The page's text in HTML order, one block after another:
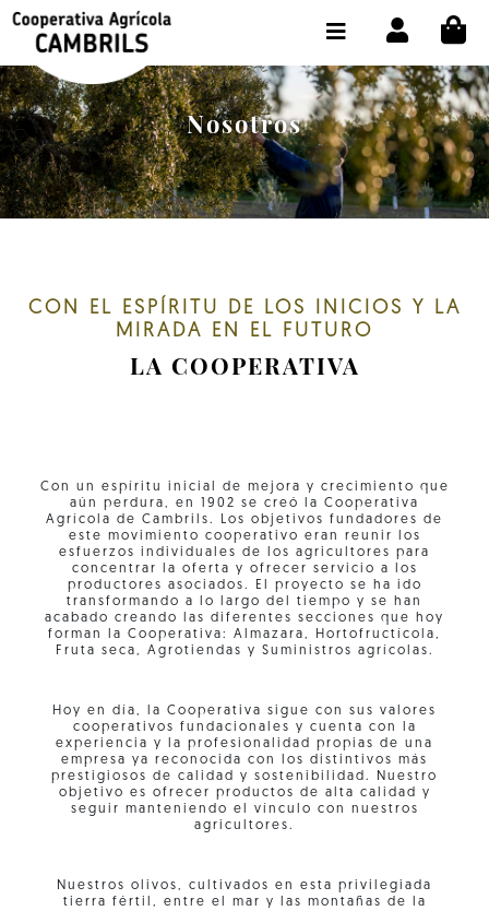
Nosotros
CON EL ESPÍRITU DE LOS INICIOS Y LA
MIRADA EN EL FUTURO
LA COOPERATIVA
Con un espíritu inicial de mejora y crecimiento que
aún perdura, en 1902 se creó la Cooperativa
Agrícola de Cambrils. Los objetivos fundadores de
este movimiento cooperativo eran reunir los
esfuerzos individuales de los agricultores para
concentrar la oferta y ofrecer servicio a los
productores asociados. El proyecto se ha ido
transformando a lo largo del tiempo y se han
acabado creando las diferentes secciones que hoy
forman la Cooperativa: Almazara, Hortofructícola,
Fruta seca, Agrotiendas y Suministros agrícolas.
Hoy en día, la Cooperativa sigue con sus valores
cooperativos fundacionales y cuenta con la
experiencia y la profesionalidad propias de una
empresa ya reconocida con los distintivos más
prestigiosos de calidad y sostenibilidad. Nuestro
objetivo es ofrecer productos de alta calidad y
seguir manteniendo el vínculo con nuestros
agricultores.
Nuestros olivos, cultivados en esta privilegiada
tierra fértil, entre el mar y las montañas de la
TIENDA COMPRA ONLINE
LA COOPERATIVA
OLEOTOUR
PRODUCTOS
CONTACTO